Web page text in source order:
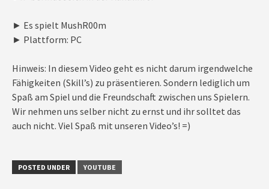
► Es spielt MushR00m
► Plattform: PC
Hinweis: In diesem Video geht es nicht darum irgendwelche
Fähigkeiten (Skill’s) zu präsentieren. Sondern lediglich um
Spaß am Spiel und die Freundschaft zwischen uns Spielern.
Wir nehmen uns selber nicht zu ernst und ihr solltet das
auch nicht. Viel Spaß mit unseren Video’s! =)
POSTED UNDER YOUTUBE